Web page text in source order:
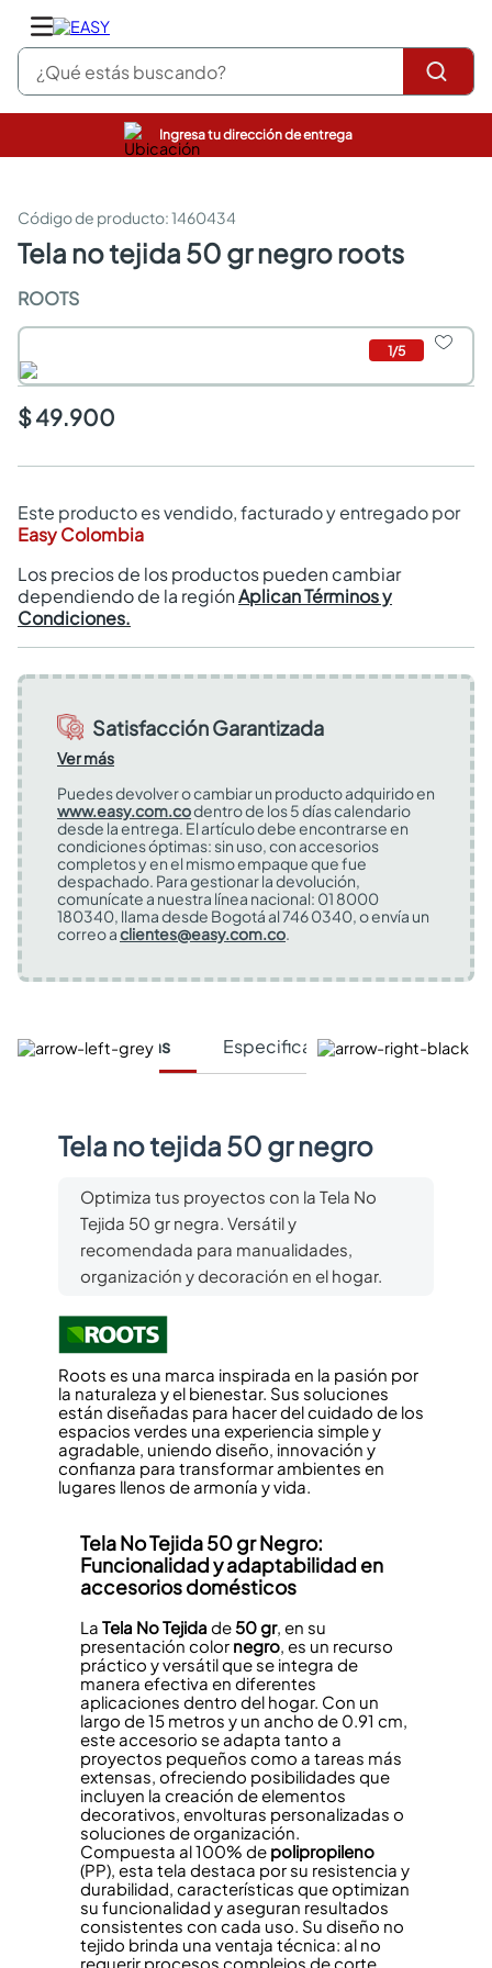
¿Qué estás buscando?
Ingresa tu dirección de entrega
:1460434
tela no tejida 50 gr negro roots
ROOTS
1/5
$ 49.900
Este producto es vendido, facturado y entregado por
Easy Colombia
Los precios de los productos pueden cambiar
dependiendo de la regiónAplican Términos y
Condiciones.
Satisfacción Garantizada
Ver más
Puedes devolver o cambiar un producto adquirido en
www.easy.com.codentro de los 5 días calendario
desde la entrega. El artículo debe encontrarse en
condiciones óptimas: sin uso, con accesorios
completos y en el mismo empaque que fue
despachado. Para gestionar la devolución,
comunícate a nuestra línea nacional: 01 8000
180340, llama desde Bogotá al 746 0340, o envía un
correo aclientes@easy.com.co.
Características Especificaciones Técnicas
Tela no tejida 50 gr negro
Optimiza tus proyectos con la Tela No
Tejida 50 gr negra. Versátil y
recomendada para manualidades,
organización y decoración en el hogar.
Roots es una marca inspirada en la pasión por
la naturaleza y el bienestar. Sus soluciones
están diseñadas para hacer del cuidado de los
espacios verdes una experiencia simple y
agradable, uniendo diseño, innovación y
confianza para transformar ambientes en
lugares llenos de armonía y vida.
Tela No Tejida50 grNegro:
Funcionalidad y adaptabilidad en
accesorios domésticos
La Tela No Tejida de50 gr, en su
presentación color negro, es un recurso
práctico y versátil que se integra de
manera efectiva en diferentes
aplicaciones dentro del hogar. Con un
largo de 15 metros y un ancho de 0.91 cm,
este accesorio se adapta tanto a
proyectos pequeños como a tareas más
extensas, ofreciendo posibilidades que
incluyen la creación de elementos
decorativos, envolturas personalizadas o
soluciones de organización.
Compuesta al 100% de polipropileno
(PP), esta tela destaca por su resistencia y
durabilidad, características que optimizan
su funcionalidad y aseguran resultados
consistentes con cada uso. Su diseño no
tejido brinda una ventaja técnica: al no
requerir procesos complejos de corte,
pinturas
sanitarios
comedor
pisos
armarios closet
comedores
neveras